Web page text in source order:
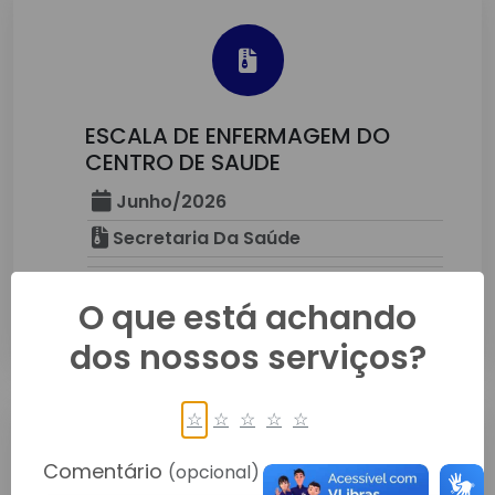
ESCALA DE ENFERMAGEM DO
CENTRO DE SAUDE
Junho/2026
Secretaria Da Saúde
Detalhes
O que está achando
dos nossos serviços?
☆ ☆ ☆ ☆ ☆
Comentário (opcional)